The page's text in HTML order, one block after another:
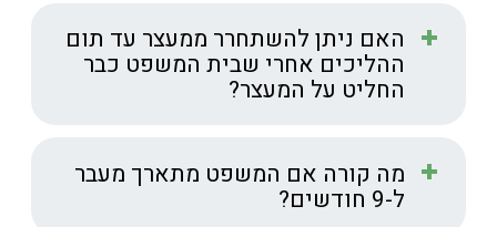
האם ניתן להשתחרר ממעצר עד תום
ההליכים אחרי שבית המשפט כבר
החליט על המעצר?
ניתן להגיש ערעור על ההחלטה תוך 30 יום, או
לפנות לעיון חוזר במקרים שבהם חל שינוי
משמעותי בנסיבות. שינויים כאלה יכולים לכלול
מה קורה אם המשפט מתארך מעבר
ל-9 חודשים?